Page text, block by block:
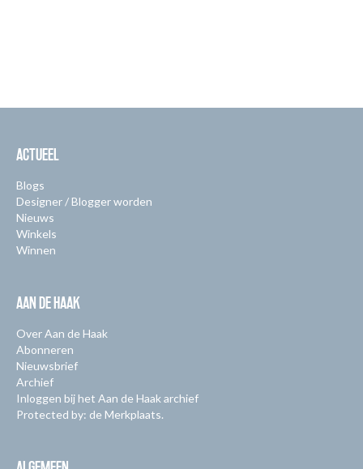
ACTUEEL
Blogs
Designer / Blogger worden
Nieuws
Winkels
Winnen
AAN DE HAAK
Over Aan de Haak
Abonneren
Nieuwsbrief
Archief
Inloggen bij het Aan de Haak archief
Protected by: de Merkplaats.